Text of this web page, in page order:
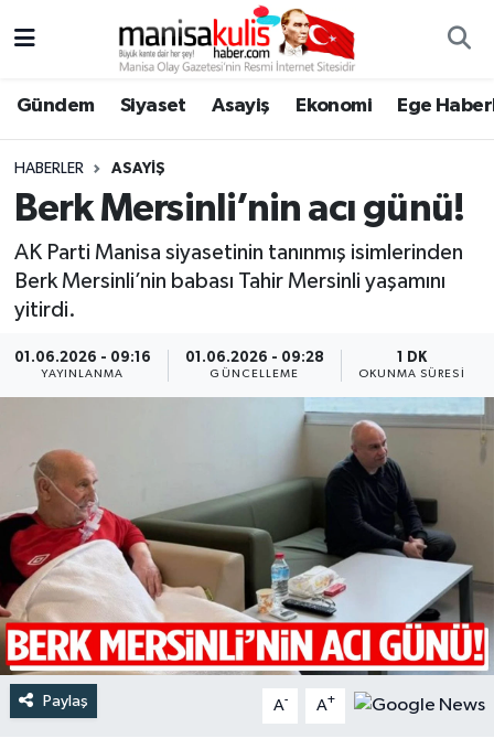
Gündem Siyaset Asayiş Ekonomi Ege
HABERLER ASAYIŞ
Berk Mersinli’nin acı günü!
AK Parti Manisa siyasetinin tanınmış isimlerinden
Berk Mersinli’nin babası Tahir Mersinli yaşamını
yitirdi.
01.06.2026 - 09:16
YAYINLANMA
01.06.2026 - 09:28
GÜNCELLEME
1 DK
OKUNMA SÜRESI
Paylaş A- A+
Ege Haberleri
Ekonomi
Genel
Gündem
Resmi İlan
Spor
Türkiye
Yaşam
Yunusemre Hava Durumu
Yunusemre Trafik Yoğunluk Haritası
Süper Lig Puan Durumu ve Fikstür
Tüm Manşetler
Son Dakika Haberleri